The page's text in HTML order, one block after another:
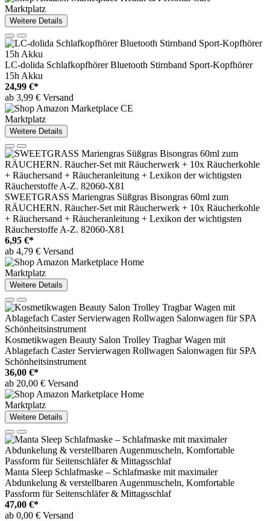
Marktplatz
Weitere Details
LC-dolida Schlafkopfhörer Bluetooth Stirnband Sport-Kopfhörer
15h Akku
24,99 €*
ab 3,99 € Versand
Marktplatz
Weitere Details
SWEETGRASS Mariengras Süßgras Bisongras 60ml zum
RÄUCHERN. Räucher-Set mit Räucherwerk + 10x Räucherkohle
+ Räuchersand + Räucheranleitung + Lexikon der wichtigsten
Räucherstoffe A-Z. 82060-X81
6,95 €*
ab 4,79 € Versand
Marktplatz
Weitere Details
Kosmetikwagen Beauty Salon Trolley Tragbar Wagen mit
Ablagefach Caster Servierwagen Rollwagen Salonwagen für SPA
Schönheitsinstrument
36,00 €*
ab 20,00 € Versand
Marktplatz
Weitere Details
Manta Sleep Schlafmaske – Schlafmaske mit maximaler
Abdunkelung & verstellbaren Augenmuscheln, Komfortable
Passform für Seitenschläfer & Mittagsschlaf
47,00 €*
ab 0,00 € Versand